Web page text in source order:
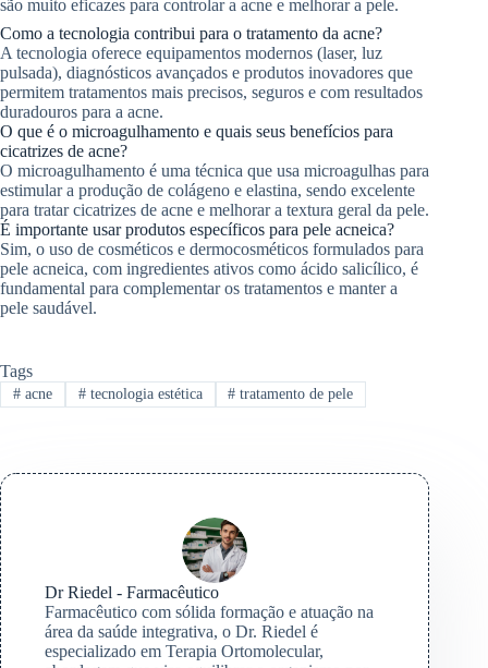
são muito eficazes para controlar a acne e melhorar a pele.
Como a tecnologia contribui para o tratamento da acne?
A tecnologia oferece equipamentos modernos (laser, luz
pulsada), diagnósticos avançados e produtos inovadores que
permitem tratamentos mais precisos, seguros e com resultados
duradouros para a acne.
O que é o microagulhamento e quais seus benefícios para
cicatrizes de acne?
O microagulhamento é uma técnica que usa microagulhas para
estimular a produção de colágeno e elastina, sendo excelente
para tratar cicatrizes de acne e melhorar a textura geral da pele.
É importante usar produtos específicos para pele acneica?
Sim, o uso de cosméticos e dermocosméticos formulados para
pele acneica, com ingredientes ativos como ácido salicílico, é
fundamental para complementar os tratamentos e manter a
pele saudável.
Tags
#acne #tecnologia estética # tratamento de pele
Dr Riedel - Farmacêutico
Farmacêutico com sólida formação e atuação na
área da saúde integrativa, o Dr. Riedel é
especializado em Terapia Ortomolecular,